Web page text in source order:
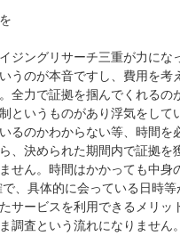
ジングリサーチ三重が力にな
うのが本音ですし、費用を考
全力で証拠を掴んでくれるの
というものがあり浮気をして
るのかわからない等、時間を
、決められた期間内で証拠を
せん。時間はかかっても中身
、具体的に会っている日時
サービスを利用できるメリッ
調査という流れになりません